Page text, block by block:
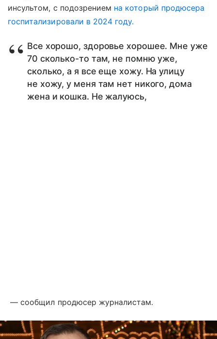
инсультом, с подозрением на который продюсера
госпитализировали в 2024 году.
Все хорошо, здоровье хорошее. Мне уже
70 сколько-то там, не помню уже,
сколько, а я все еще хожу. На улицу
не хожу, у меня там нет никого, дома
жена и кошка. Не жалуюсь,
— сообщил продюсер журналистам.